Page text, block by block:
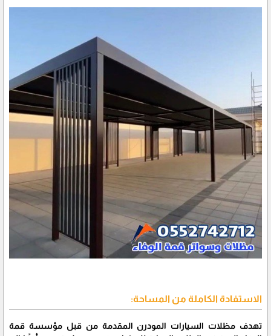
الاستفادة الكاملة من المساحة:
تهدف مظلات السيارات المودرن المقدمة من قبل مؤسسة قمة